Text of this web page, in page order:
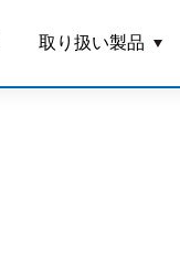
取り扱い製品